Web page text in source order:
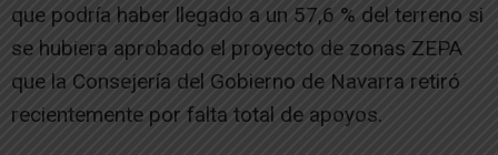
que podría haber llegado a un 57,6 % del terreno si
se hubiera aprobado el proyecto de zonas ZEPA
que la Consejería del Gobierno de Navarra retiró
recientemente por falta total de apoyos.